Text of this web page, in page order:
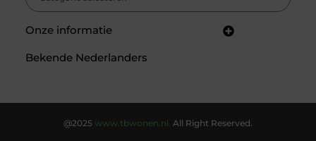
Onze informatie
Bekende Nederlanders
@2025 www.tbwonen.nl. All Right Reserved.